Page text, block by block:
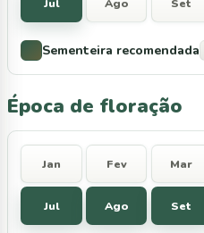
Jul Ago Set
Sementeira recomendada
Época de floração
Jan Fev Mar
Jul Ago Set